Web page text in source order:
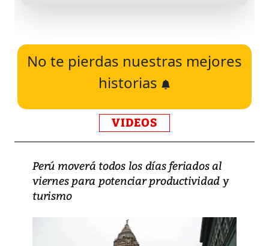
No te pierdas nuestras mejores
historias
VIDEOS
Perú moverá todos los días feriados al
viernes para potenciar productividad y
turismo